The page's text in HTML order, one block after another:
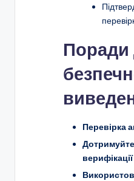
Поради
Перевірка
верифікації